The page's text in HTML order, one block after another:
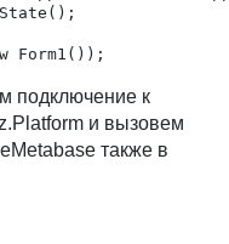
Form1());
подключение к
и вызовем
также в